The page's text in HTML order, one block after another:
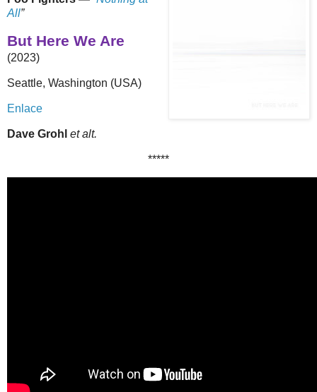
All”
But Here We Are
(2023)
Seattle, Washington (USA)
Enlace
Dave Grohl et alt.
*****